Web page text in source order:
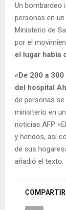
Un bombardeo
personas en
Ministerio de
por el
el lugar había
«De 200 a
del hospital
de personas
ministerio en
noticias AFP.
y heridos, así
de sus
añadió el texto.
COMPARTIR